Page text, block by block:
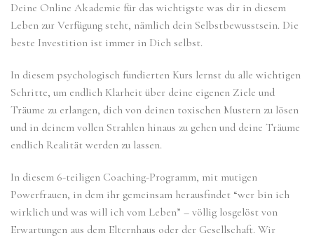
Deine Online Akademie für das wichtigste was dir in diesem
Leben zur Verfügung steht, nämlich dein Selbstbewusstsein. Die
beste Investition ist immer in Dich selbst.
In diesem psychologisch fundierten Kurs lernst du alle wichtigen
Schritte, um endlich Klarheit über deine eigenen Ziele und
Träume zu erlangen, dich von deinen toxischen Mustern zu lösen
und in deinem vollen Strahlen hinaus zu gehen und deine Träume
endlich Realität werden zu lassen.
In diesem 6-teiligen Coaching-Programm, mit mutigen
Powerfrauen, in dem ihr gemeinsam herausfindet “wer bin ich
wirklich und was will ich vom Leben” – völlig losgelöst von
Erwartungen aus dem Elternhaus oder der Gesellschaft. Wir